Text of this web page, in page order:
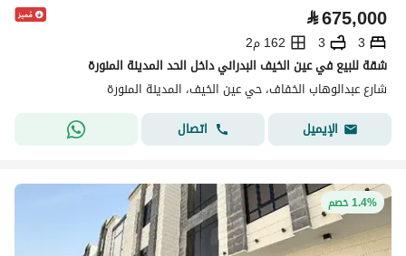
⃁675,000
3
3
162 م2
شقة للبيع في عين الخيف البدراني داخل الحد المدينة المنورة
شارع عبدالوهاب الخفاف، حي عين الخيف، المدينة المنورة
الإيميل
اتصال
1.4% خصم